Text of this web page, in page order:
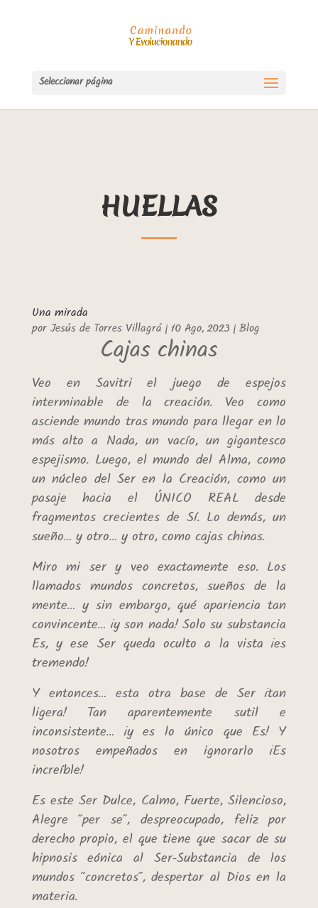
Seleccionar página
HUELLAS
Una mirada
por Jesús de Torres Villagrá| 10 Ago, 2023 | Blog
Cajas chinas
Veo en Savitri el juego de espejos
interminable de la creación. Veo como
asciende mundo tras mundo para llegar en lo
más alto a Nada, un vacío, un gigantesco
espejismo. Luego, el mundo del Alma, como
un núcleo del Ser en la Creación, como un
pasaje hacia el ÚNICO REAL desde
fragmentos crecientes de Sí. Lo demás, un
sueño… y otro… y otro, como cajas chinas.
Miro mi ser y veo exactamente eso. Los
llamados mundos concretos, sueños de la
mente… y sin embargo, qué apariencia tan
convincente… ¡y son nada! Solo su substancia
Es, y ese Ser queda oculto a la vista ¡es
tremendo!
Y entonces… esta otra base de Ser ¡tan
ligera! Tan aparentemente sutil e
inconsistente… ¡y es lo único que Es! Y
nosotros empeñados en ignorarlo ¡Es
increíble!
Es este Ser Dulce, Calmo, Fuerte, Silencioso,
Alegre “per se”, despreocupado, feliz por
derecho propio, el que tiene que sacar de su
hipnosis eónica al Ser-Substancia de los
mundos “concretos”, despertar al Dios en la
materia.